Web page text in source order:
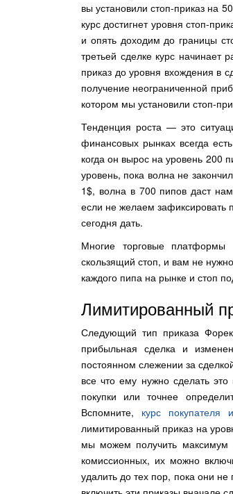
вы установили стоп-приказ на
курс достигнет уровня стоп-
и опять доходим до границы
третьей сделке курс
приказ до уровня вхождения в
получение неограниченной
котором мы установили стоп-
Тенденция роста — это
финансовых рынках всегда
когда он вырос на уровень 200
уровень, пока волна не
1$, волна в 700 пипов даст
если не желаем зафиксировать
сегодня дать.
Многие торговые платформы
скользящий стоп, и вам не
каждого пипа на рынке и стоп
Лимитированный
Следующий тип приказа
прибыльная сделка и
постоянном слежении за
все что ему нужно сделать
покупки или точнее
Вспомните, курс покупателя
лимитированный приказ на
мы можем получить максимум
комиссионных, их можно
удалить до тех пор, пока они